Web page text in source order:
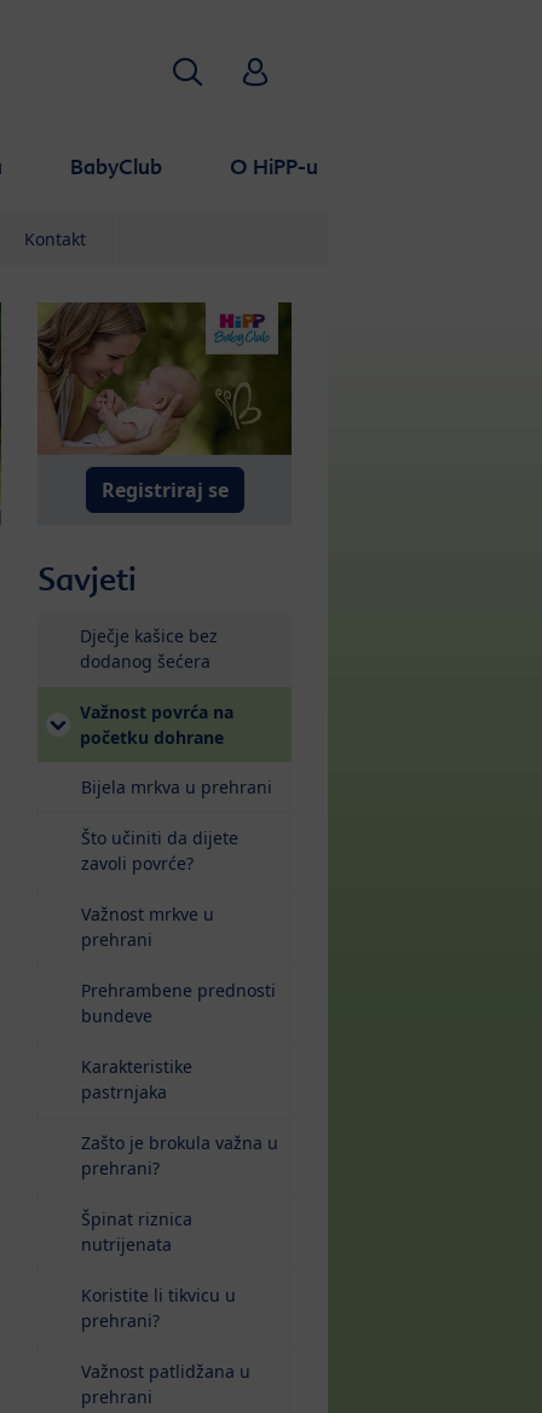
BabyClub O HiPP-u
Pretraživanje
HiPP Babyclub
Kontakt
Registriraj se
Savjeti
Dječje kašice bez
dodanog šećera
Važnost povrća na
početku dohrane(current)
Bijela mrkva u prehrani
Što učiniti da dijete
zavoli povrće?
Važnost mrkve u
prehrani
Prehrambene prednosti
bundeve
Karakteristike
pastrnjaka
Zašto je brokula važna u
prehrani?
Špinat riznica
nutrijenata
Koristite li tikvicu u
prehrani?
Važnost patlidžana u
prehrani